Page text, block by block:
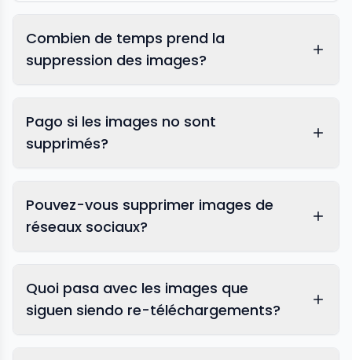
Combien de temps prend la
suppression des images?
Pago si les images no sont
supprimés?
Pouvez-vous supprimer images de
réseaux sociaux?
Quoi pasa avec les images que
siguen siendo re-téléchargements?